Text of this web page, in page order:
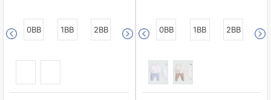
0BB 1BB 2BB 0BB 1BB 2BB